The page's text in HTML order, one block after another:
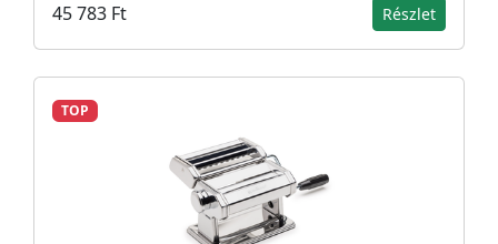
45 783 Ft Részlet
TOP